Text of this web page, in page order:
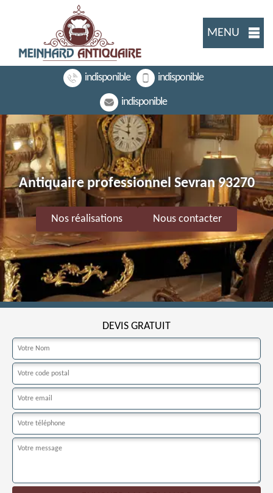
MENU
indisponible indisponible
indisponible
Antiquaire professionnel Sevran 93270
Nos réalisations Nous contacter
DEVIS GRATUIT